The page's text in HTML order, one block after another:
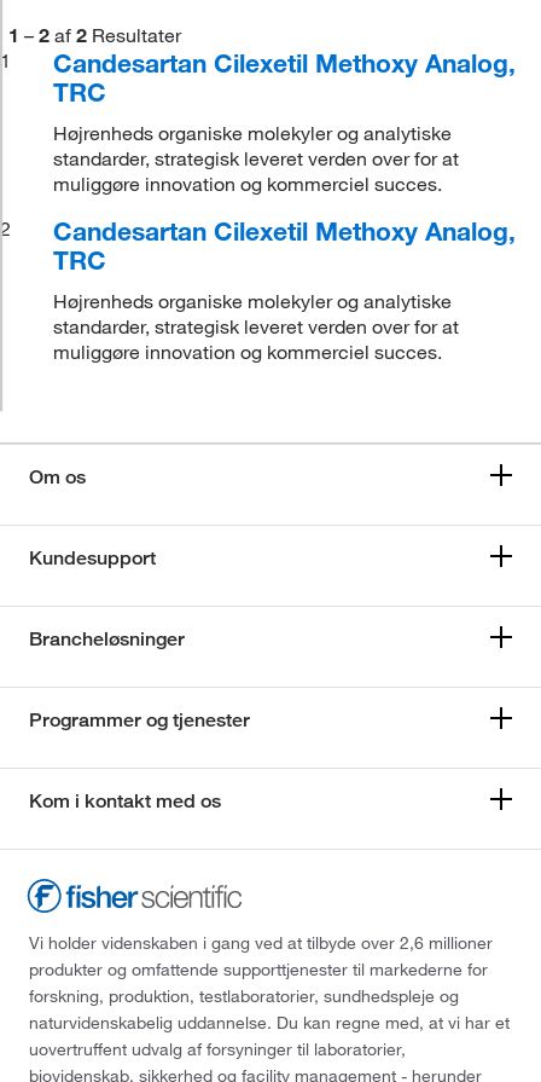
1 – 2 af 2 Resultater
1
Candesartan Cilexetil Methoxy Analog,
TRC
Højrenheds organiske molekyler og analytiske
standarder, strategisk leveret verden over for at
muliggøre innovation og kommerciel succes.
2
Candesartan Cilexetil Methoxy Analog,
TRC
Højrenheds organiske molekyler og analytiske
standarder, strategisk leveret verden over for at
muliggøre innovation og kommerciel succes.
Om os
Kundesupport
Brancheløsninger
Programmer og tjenester
Kom i kontakt med os
Vi holder videnskaben i gang ved at tilbyde over 2,6 millioner
produkter og omfattende supporttjenester til markederne for
forskning, produktion, testlaboratorier, sundhedspleje og
naturvidenskabelig uddannelse. Du kan regne med, at vi har et
uovertruffent udvalg af forsyninger til laboratorier,
biovidenskab, sikkerhed og facility management - herunder